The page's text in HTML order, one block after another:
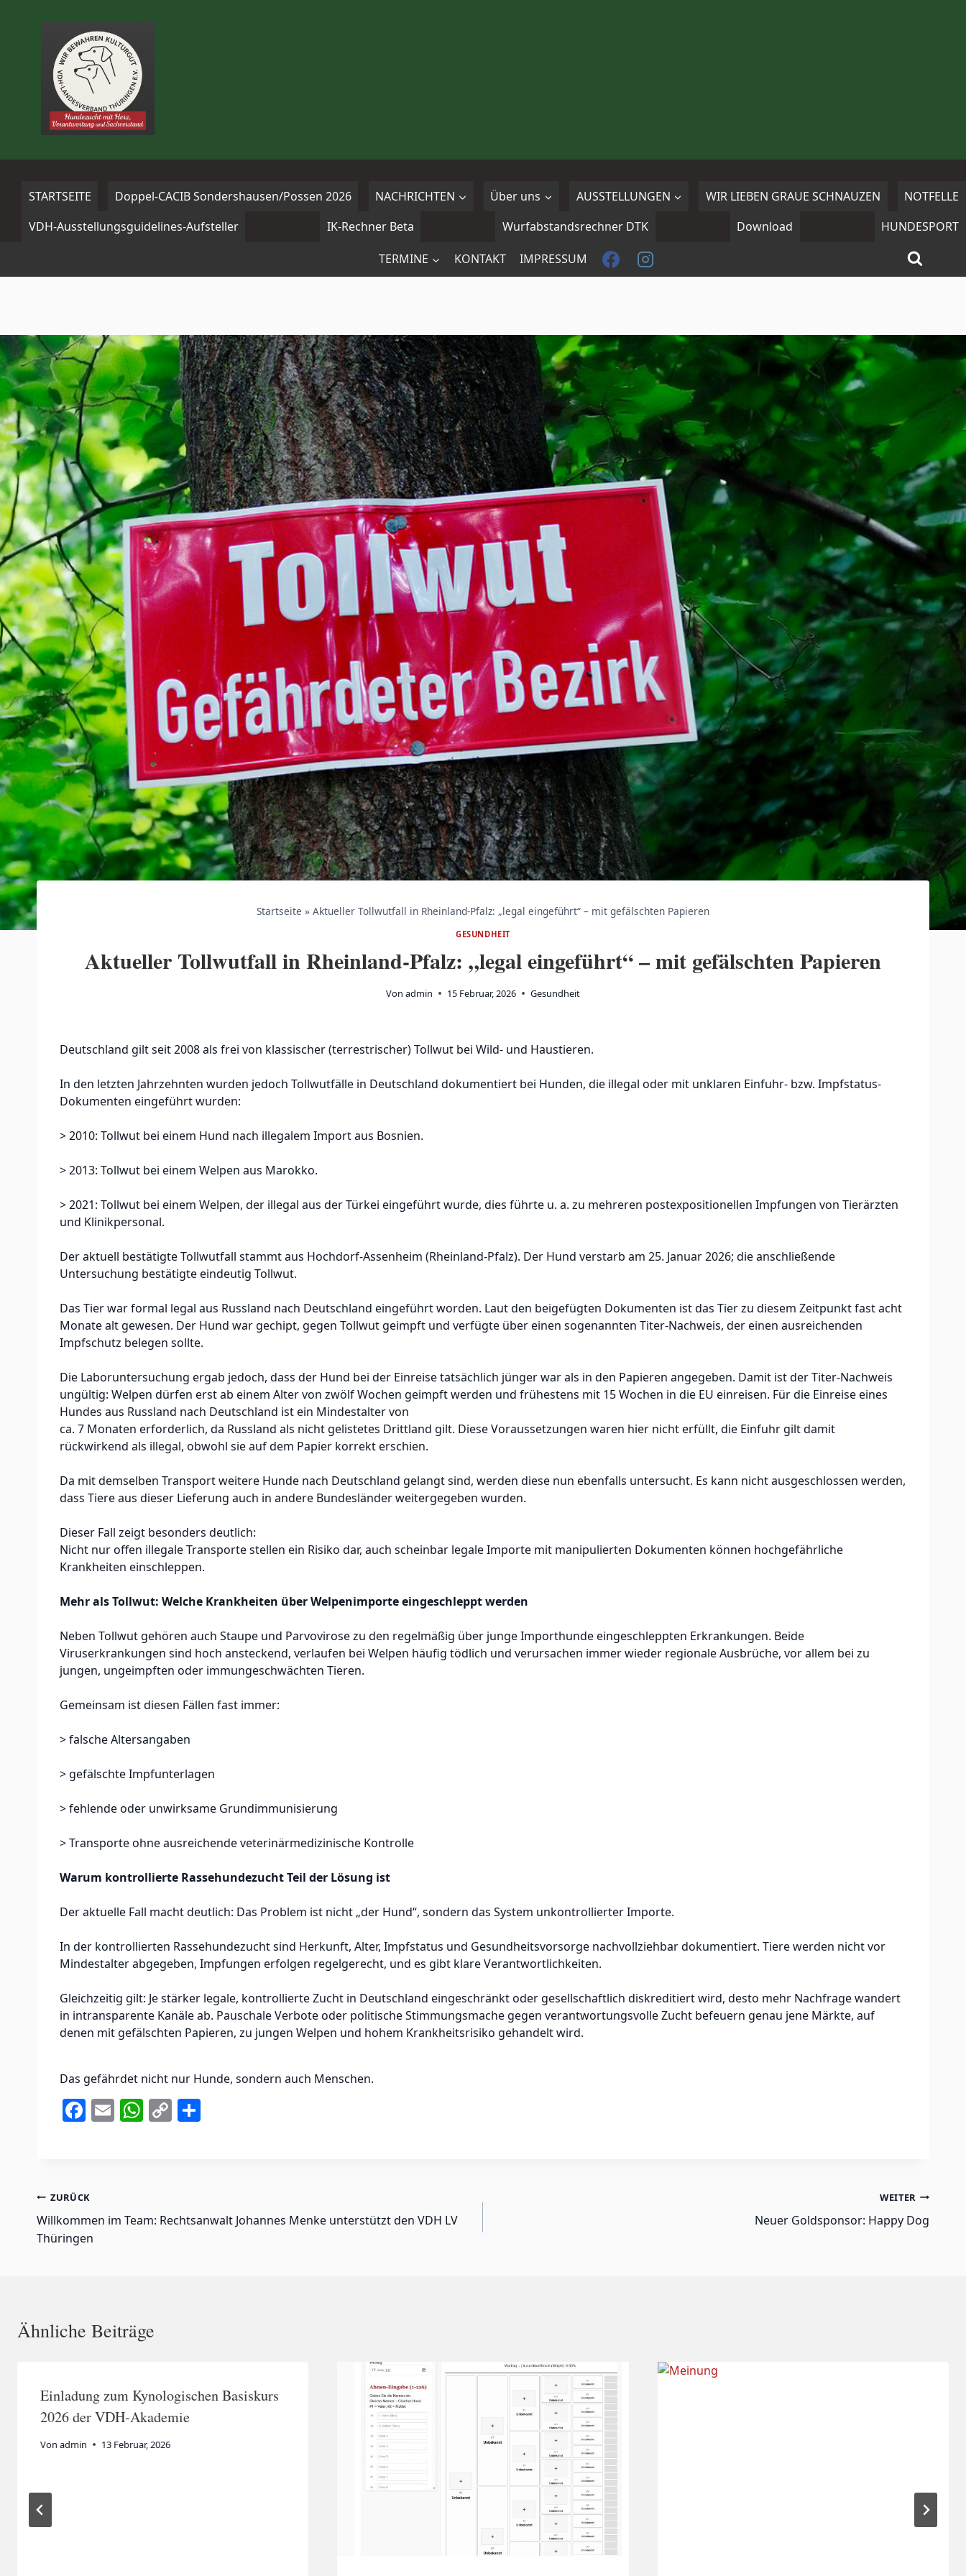
STARTSEITE Doppel-CACIB Sondershausen/Possen 2026 NACHRICHTEN Über uns AUSSTELLUNGEN WIR LIEBEN GRAUE SCHNAUZEN
NOTFELLE
VDH-Ausstellungsguidelines-Aufsteller
IK-Rechner Beta Wurfabstandsrechner DTK Download HUNDESPORT
TERMINE KONTAKT IMPRESSUM
Startseite » Aktueller Tollwutfall in Rheinland-Pfalz: „legal eingeführt“ – mit gefälschten Papieren
GESUNDHEIT
Aktueller Tollwutfall in Rheinland-Pfalz: „legal eingeführt“ – mit gefälschten Papieren
Von admin 15 Februar, 2026 Gesundheit
Deutschland gilt seit 2008 als frei von klassischer (terrestrischer) Tollwut bei Wild- und Haustieren.
In den letzten Jahrzehnten wurden jedoch Tollwutfälle in Deutschland dokumentiert bei Hunden, die illegal oder mit unklaren Einfuhr- bzw. Impfstatus-
Dokumenten eingeführt wurden:
> 2010: Tollwut bei einem Hund nach illegalem Import aus Bosnien.
> 2013: Tollwut bei einem Welpen aus Marokko.
> 2021: Tollwut bei einem Welpen, der illegal aus der Türkei eingeführt wurde, dies führte u. a. zu mehreren postexpositionellen Impfungen von Tierärzten
und Klinikpersonal.
Der aktuell bestätigte Tollwutfall stammt aus Hochdorf-Assenheim (Rheinland-Pfalz). Der Hund verstarb am 25. Januar 2026; die anschließende
Untersuchung bestätigte eindeutig Tollwut.
Das Tier war formal legal aus Russland nach Deutschland eingeführt worden. Laut den beigefügten Dokumenten ist das Tier zu diesem Zeitpunkt fast acht
Monate alt gewesen. Der Hund war gechipt, gegen Tollwut geimpft und verfügte über einen sogenannten Titer-Nachweis, der einen ausreichenden
Impfschutz belegen sollte.
Die Laboruntersuchung ergab jedoch, dass der Hund bei der Einreise tatsächlich jünger war als in den Papieren angegeben. Damit ist der Titer-Nachweis
ungültig: Welpen dürfen erst ab einem Alter von zwölf Wochen geimpft werden und frühestens mit 15 Wochen in die EU einreisen. Für die Einreise eines
Hundes aus Russland nach Deutschland ist ein Mindestalter von
ca. 7 Monaten erforderlich, da Russland als nicht gelistetes Drittland gilt. Diese Voraussetzungen waren hier nicht erfüllt, die Einfuhr gilt damit
rückwirkend als illegal, obwohl sie auf dem Papier korrekt erschien.
Da mit demselben Transport weitere Hunde nach Deutschland gelangt sind, werden diese nun ebenfalls untersucht. Es kann nicht ausgeschlossen werden,
dass Tiere aus dieser Lieferung auch in andere Bundesländer weitergegeben wurden.
Dieser Fall zeigt besonders deutlich:
Nicht nur offen illegale Transporte stellen ein Risiko dar, auch scheinbar legale Importe mit manipulierten Dokumenten können hochgefährliche
Krankheiten einschleppen.
Mehr als Tollwut: Welche Krankheiten über Welpenimporte eingeschleppt werden
Neben Tollwut gehören auch Staupe und Parvovirose zu den regelmäßig über junge Importhunde eingeschleppten Erkrankungen. Beide
Viruserkrankungen sind hoch ansteckend, verlaufen bei Welpen häufig tödlich und verursachen immer wieder regionale Ausbrüche, vor allem bei zu
jungen, ungeimpften oder immungeschwächten Tieren.
Gemeinsam ist diesen Fällen fast immer:
> falsche Altersangaben
> gefälschte Impfunterlagen
> fehlende oder unwirksame Grundimmunisierung
> Transporte ohne ausreichende veterinärmedizinische Kontrolle
Warum kontrollierte Rassehundezucht Teil der Lösung ist
Der aktuelle Fall macht deutlich: Das Problem ist nicht „der Hund“, sondern das System unkontrollierter Importe.
In der kontrollierten Rassehundezucht sind Herkunft, Alter, Impfstatus und Gesundheitsvorsorge nachvollziehbar dokumentiert. Tiere werden nicht vor
Mindestalter abgegeben, Impfungen erfolgen regelgerecht, und es gibt klare Verantwortlichkeiten.
Gleichzeitig gilt: Je stärker legale, kontrollierte Zucht in Deutschland eingeschränkt oder gesellschaftlich diskreditiert wird, desto mehr Nachfrage wandert
in intransparente Kanäle ab. Pauschale Verbote oder politische Stimmungsmache gegen verantwortungsvolle Zucht befeuern genau jene Märkte, auf
denen mit gefälschten Papieren, zu jungen Welpen und hohem Krankheitsrisiko gehandelt wird.
Das gefährdet nicht nur Hunde, sondern auch Menschen.
F
b
o
o
E W
p
C
n
Beitragsnavigation
ZURÜCK
Willkommen im Team: Rechtsanwalt Johannes Menke unterstützt den VDH LV
Thüringen
WEITER
Neuer Goldsponsor: Happy Dog
Ähnliche Beiträge
Einladung zum Kynologischen Basiskurs
2026 der VDH-Akademie
Von admin 13 Februar, 2026